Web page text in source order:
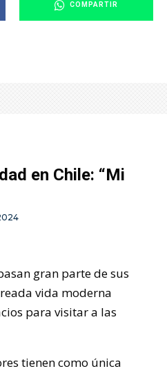
COMPARTIR
en Chile: “Mi
gran parte de sus
vida moderna
para visitar a las
tienen como única